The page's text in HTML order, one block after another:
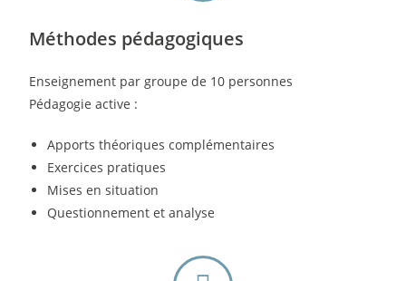
Méthodes pédagogiques
Enseignement par groupe de 10 personnes
Pédagogie active :
Apports théoriques complémentaires
Exercices pratiques
Mises en situation
Questionnement et analyse